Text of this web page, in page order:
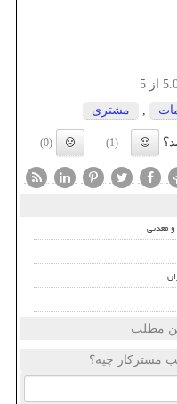
از 5
مشتری
(1)
(0)
معدنی
مطلب
مسترکار چیه؟